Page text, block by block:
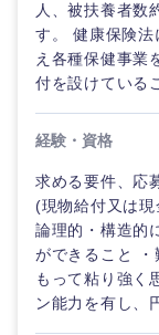
人、被扶養者数
す。 健康保険法
え各種保健事業
付を設けている
経験・資格
求める要件、応
(現物給付又は
論理的・構造的
ができること ・
もって粘り強く
ン能力を有し、